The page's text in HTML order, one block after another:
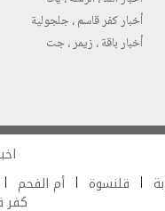
أخبار كفر قاسم ، جلجولية
أخبار باقة ، زيمر ، جت
قلنسوة أم الفحم
كفر